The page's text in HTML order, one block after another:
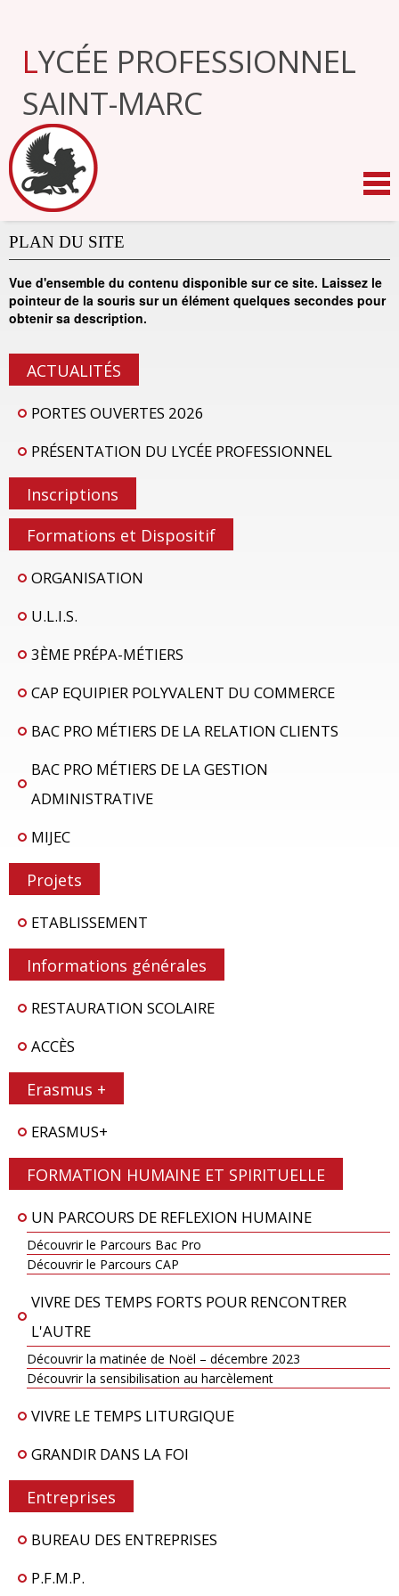
navigation
LYCÉE PROFESSIONNEL
SAINT-MARC
PLAN DU SITE
Vue d'ensemble du contenu disponible sur ce site. Laissez le
pointeur de la souris sur un élément quelques secondes pour
obtenir sa description.
ACTUALITÉS
PORTES OUVERTES 2026
PRÉSENTATION DU LYCÉE PROFESSIONNEL
Inscriptions
Formations et Dispositif
ORGANISATION
U.L.I.S.
3ÈME PRÉPA-MÉTIERS
CAP EQUIPIER POLYVALENT DU COMMERCE
BAC PRO MÉTIERS DE LA RELATION CLIENTS
BAC PRO MÉTIERS DE LA GESTION
ADMINISTRATIVE
MIJEC
Projets
ETABLISSEMENT
Informations générales
RESTAURATION SCOLAIRE
ACCÈS
Erasmus +
ERASMUS+
FORMATION HUMAINE ET SPIRITUELLE
UN PARCOURS DE REFLEXION HUMAINE
Découvrir le Parcours Bac Pro
Découvrir le Parcours CAP
VIVRE DES TEMPS FORTS POUR RENCONTRER
L'AUTRE
Découvrir la matinée de Noël – décembre 2023
Découvrir la sensibilisation au harcèlement
VIVRE LE TEMPS LITURGIQUE
GRANDIR DANS LA FOI
Entreprises
BUREAU DES ENTREPRISES
P.F.M.P.